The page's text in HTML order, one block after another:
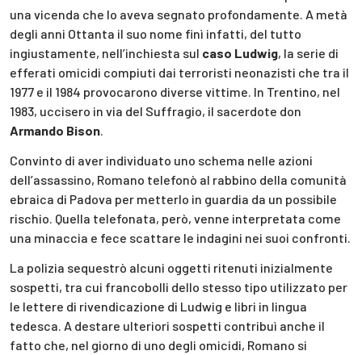
una vicenda che lo aveva segnato profondamente. A metà
degli anni Ottanta il suo nome finì infatti, del tutto
ingiustamente, nell’inchiesta sul caso Ludwig, la serie di
efferati omicidi compiuti dai terroristi neonazisti che tra il
1977 e il 1984 provocarono diverse vittime. In Trentino, nel
1983, uccisero in via del Suffragio, il sacerdote don
Armando Bison.
Convinto di aver individuato uno schema nelle azioni
dell’assassino, Romano telefonò al rabbino della comunità
ebraica di Padova per metterlo in guardia da un possibile
rischio. Quella telefonata, però, venne interpretata come
una minaccia e fece scattare le indagini nei suoi confronti.
La polizia sequestrò alcuni oggetti ritenuti inizialmente
sospetti, tra cui francobolli dello stesso tipo utilizzato per
le lettere di rivendicazione di Ludwig e libri in lingua
tedesca. A destare ulteriori sospetti contribuì anche il
fatto che, nel giorno di uno degli omicidi, Romano si